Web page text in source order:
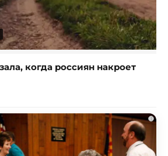
когда россиян накроет
i